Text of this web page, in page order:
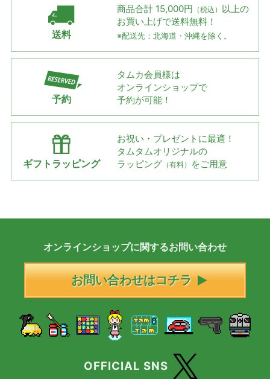
送料
商品合計 15,000円 （税込） 以上の
お買い上げで送料無料！
※配送先：北海道・沖縄を除く。
予約
タムカ会員様は
オンラインショップで
予約が可能！
ギフトラッピング
お祝い・プレゼントに最適！
タムタムオリジナルの
ラッピング （有料） をご用意
オンラインショップに関するお問い合わせ
お問い合わせはコチラ
OFFICIAL SNS